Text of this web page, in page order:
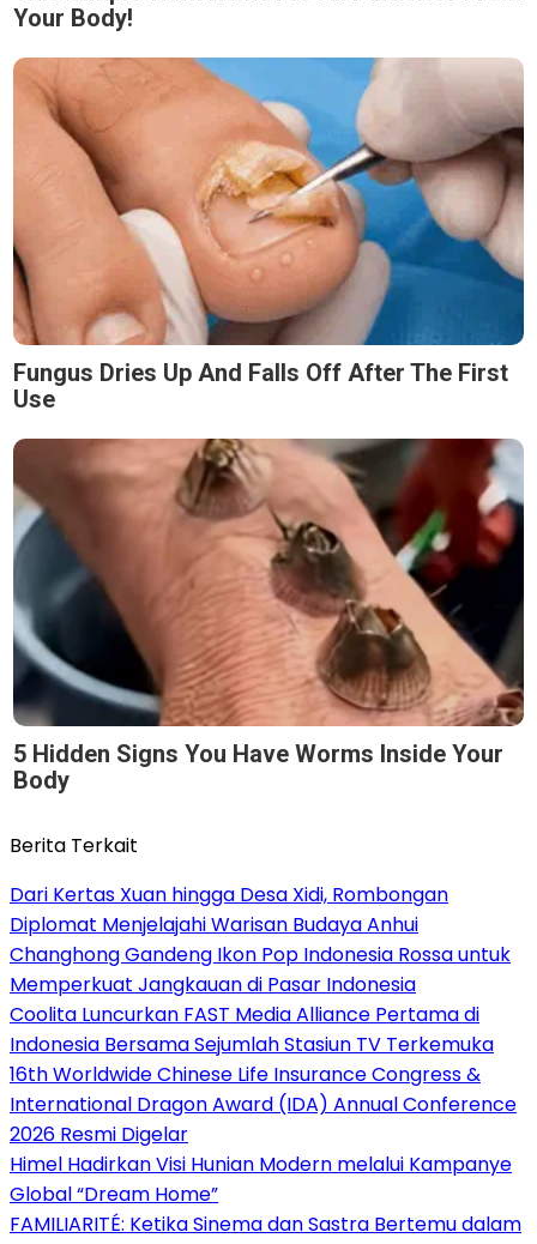
Your Body!
Fungus Dries Up And Falls Off After The First
Use
5 Hidden Signs You Have Worms Inside Your
Body
Berita Terkait
Dari Kertas Xuan hingga Desa Xidi, Rombongan
Diplomat Menjelajahi Warisan Budaya Anhui
Changhong Gandeng Ikon Pop Indonesia Rossa untuk
Memperkuat Jangkauan di Pasar Indonesia
Coolita Luncurkan FAST Media Alliance Pertama di
Indonesia Bersama Sejumlah Stasiun TV Terkemuka
16th Worldwide Chinese Life Insurance Congress &
International Dragon Award (IDA) Annual Conference
2026 Resmi Digelar
Himel Hadirkan Visi Hunian Modern melalui Kampanye
Global “Dream Home”
FAMILIARITÉ: Ketika Sinema dan Sastra Bertemu dalam